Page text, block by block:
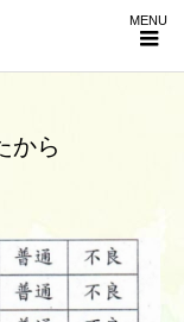
MENU
から